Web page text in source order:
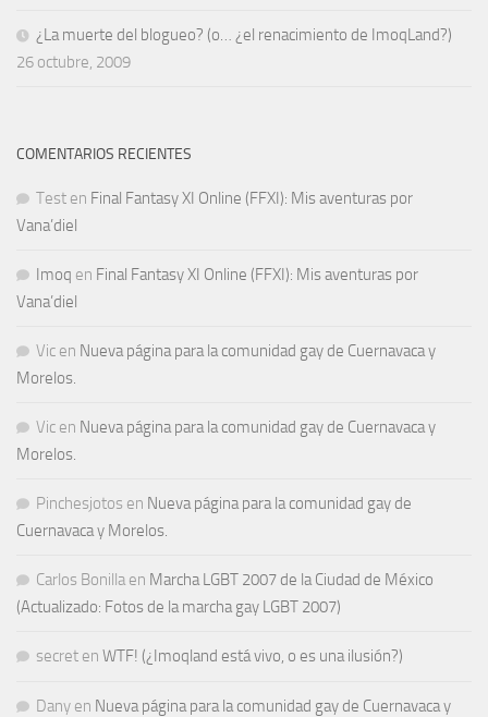
¿La muerte del blogueo? (o… ¿el renacimiento de ImoqLand?)
26 octubre, 2009
COMENTARIOS RECIENTES
Test en Final Fantasy XI Online (FFXI): Mis aventuras por
Vana’diel
Imoq en Final Fantasy XI Online (FFXI): Mis aventuras por
Vana’diel
Vic en Nueva página para la comunidad gay de Cuernavaca y
Morelos.
Vic en Nueva página para la comunidad gay de Cuernavaca y
Morelos.
Pinchesjotos en Nueva página para la comunidad gay de
Cuernavaca y Morelos.
Carlos Bonilla en Marcha LGBT 2007 de la Ciudad de México
(Actualizado: Fotos de la marcha gay LGBT 2007)
secret en WTF! (¿Imoqland está vivo, o es una ilusión?)
Dany en Nueva página para la comunidad gay de Cuernavaca y